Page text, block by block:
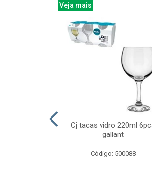
Veja mais
Cj tacas vidro 220ml
gallant
Código: 500088